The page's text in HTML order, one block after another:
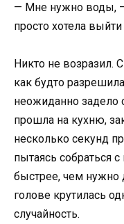
— Мне нужно воды, —
просто хотела
Никто не возразил.
как будто
неожиданно задело
прошла на кухню,
несколько секунд
пытаясь собраться
быстрее, чем нужно
голове крутилась
случайность.